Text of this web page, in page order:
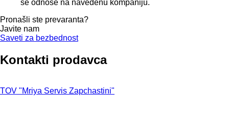
se odnose na navedenu kompaniju.
Pronašli ste prevaranta?
Javite nam
Saveti za bezbednost
Kontakti prodavca
TOV "Mriya Servis Zapchastini"